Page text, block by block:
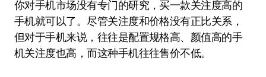
你对手机市场没有专门的研究，买一款关注度高的
手机就可以了。尽管关注度和价格没有正比关系，
但对于手机来说，往往是配置规格高、颜值高的手
机关注度也高，而这种手机往往售价不低。